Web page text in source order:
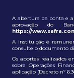
A abertura da conta e
aprovação do
https://
A instituição é
consulte o documento
Os aportes realizados
sobre Operações
aplicação (Decreto nº